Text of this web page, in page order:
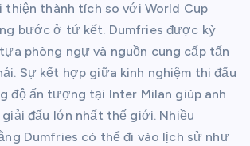
thiện thành tích so với World Cup
bước ở tứ kết. Dumfries được kỳ
phòng ngự và nguồn cung cấp tấn
Sự kết hợp giữa kinh nghiệm thi đấu
độ ấn tượng tại Inter Milan giúp anh
đấu lớn nhất thế giới. Nhiều
Dumfries có thể đi vào lịch sử như